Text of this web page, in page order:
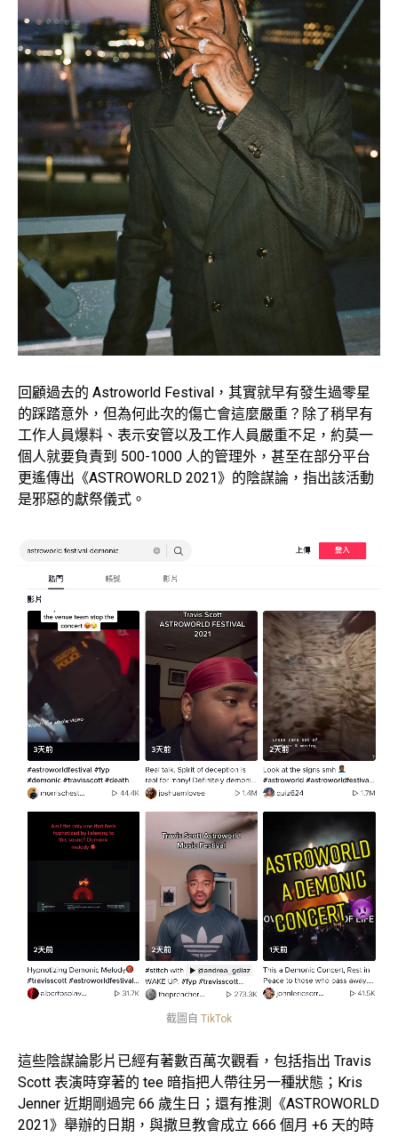
回顧過去的 Astroworld Festival，其實就早有發生過零星
的踩踏意外，但為何此次的傷亡會這麼嚴重？除了稍早有
工作人員爆料、表示安管以及工作人員嚴重不足，約莫一
個人就要負責到 500-1000 人的管理外，甚至在部分平台
更遙傳出《ASTROWORLD 2021》的陰謀論，指出該活動
是邪惡的獻祭儀式。
截圖自 TikTok
這些陰謀論影片已經有著數百萬次觀看，包括指出 Travis
Scott 表演時穿著的 tee 暗指把人帶往另一種狀態；Kris
Jenner 近期剛過完 66 歲生日；還有推測《ASTROWORLD
2021》舉辦的日期，與撒旦教會成立 666 個月 +6 天的時